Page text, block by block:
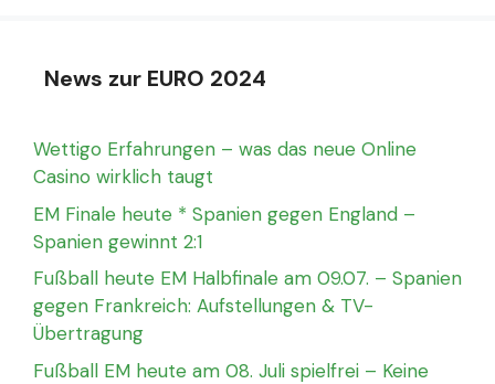
News zur EURO 2024
Wettigo Erfahrungen – was das neue Online
Casino wirklich taugt
EM Finale heute * Spanien gegen England –
Spanien gewinnt 2:1
Fußball heute EM Halbfinale am 09.07. – Spanien
gegen Frankreich: Aufstellungen & TV-
Übertragung
Fußball EM heute am 08. Juli spielfrei – Keine